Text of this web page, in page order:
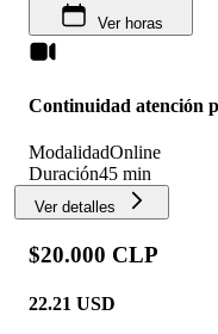
Ver horas
Continuidad atención
ModalidadOnline
Duración45 min
Ver detalles
$20.000 CLP
22.21 USD